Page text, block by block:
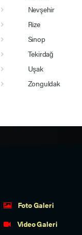
Nevşehir
Rize
Sinop
Tekirdağ
Uşak
Zonguldak
Foto Galeri
Video Galeri